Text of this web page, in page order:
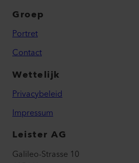
Groep
Portret
Contact
Wettelijk
Privacybeleid
Impressum
Leister AG
Galileo-Strasse 10